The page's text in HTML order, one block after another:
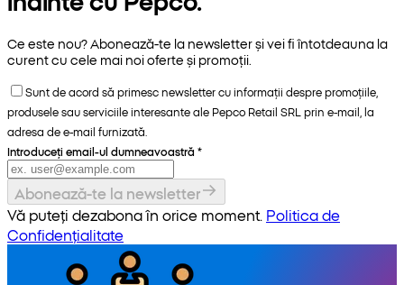
Ce este nou? Abonează-te la newsletter și vei fi întotdeauna la
curent cu cele mai noi oferte și promoții.
Sunt de acord să primesc newsletter cu informații despre promoțiile,
produsele sau serviciile interesante ale Pepco Retail SRL prin e-mail, la
adresa de e-mail furnizată.
Introduceți email-ul dumneavoastră *
Abonează-te la newsletter
Vă puteți dezabona în orice moment. Politica de
Confidențialitate